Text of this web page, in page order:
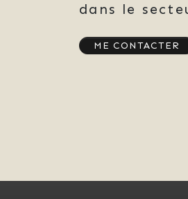
dans le
ME CONTACTER